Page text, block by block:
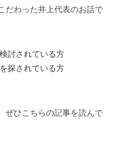
だわった井上代表のお話で
討されている方
探されている方
ぜひこちらの記事を読んで